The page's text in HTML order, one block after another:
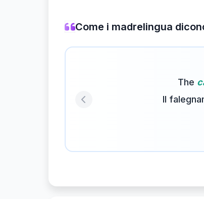
Come i madrelingua
The
Il
Previous